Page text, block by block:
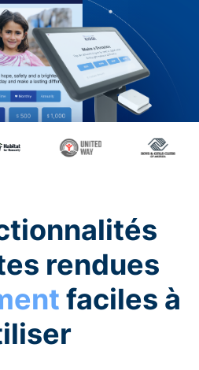
rendues
faciles à